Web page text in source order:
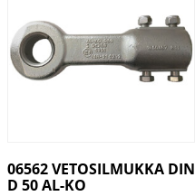
06562 VETOSILMUKKA DIN
D 50 AL-KO